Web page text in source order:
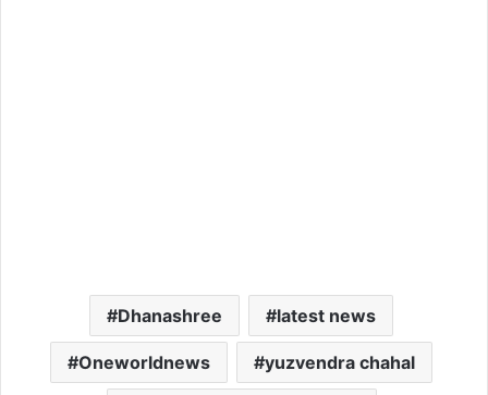
Dhanashree latest news
Oneworldnews yuzvendra chahal